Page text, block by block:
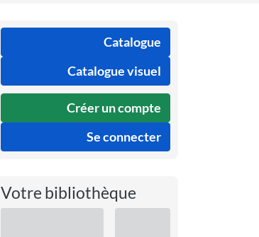
Catalogue
Catalogue visuel
Créer un compte
Se connecter
Votre bibliothèque